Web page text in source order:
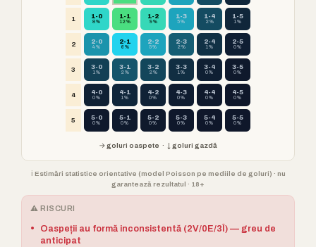
1 1-0
8%
1-1
12%
1-2
9%
1-3
5%
1-4
2%
1-5
1%
2 2-0
4%
2-1
6%
2-2
5%
2-3
2%
2-4
1%
2-5
0%
3 3-0
1%
3-1
2%
3-2
2%
3-3
1%
3-4
0%
3-5
0%
4 4-0
0%
4-1
1%
4-2
0%
4-3
0%
4-4
0%
4-5
0%
5 5-0
0%
5-1
0%
5-2
0%
5-3
0%
5-4
0%
5-5
0%
→ goluri oaspete · ↓ goluri gazdă
ℹ️ Estimări statistice orientative (model Poisson pe mediile de goluri) · nu
garantează rezultatul · 18+
⚠️ RISCURI
•
Oaspeții au formă inconsistentă (2V/0E/3Î) — greu de
anticipat